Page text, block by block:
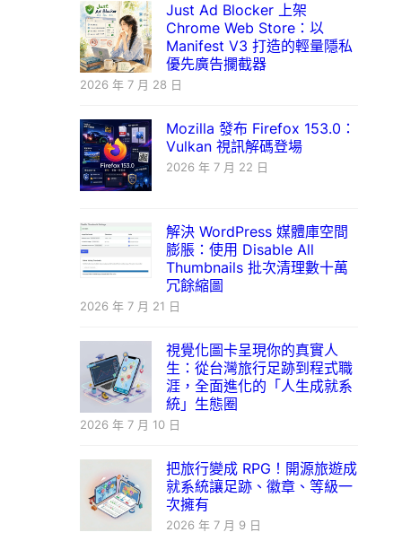
Just Ad Blocker 上架
Chrome Web Store：以
Manifest V3 打造的輕量隱私
優先廣告攔截器
2026 年 7 月 28 日
Mozilla 發布 Firefox 153.0：
Vulkan 視訊解碼登場
2026 年 7 月 22 日
解決 WordPress 媒體庫空間
膨脹：使用 Disable All
Thumbnails 批次清理數十萬
冗餘縮圖
2026 年 7 月 21 日
視覺化圖卡呈現你的真實人
生：從台灣旅行足跡到程式職
涯，全面進化的「人生成就系
統」生態圈
2026 年 7 月 10 日
把旅行變成 RPG！開源旅遊成
就系統讓足跡、徽章、等級一
次擁有
2026 年 7 月 9 日